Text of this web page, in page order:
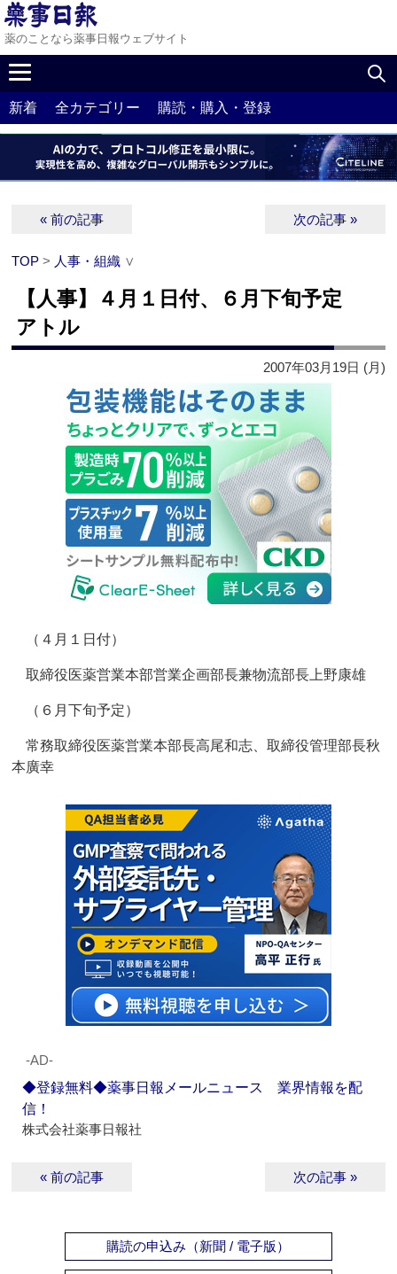
薬のことなら薬事日報ウェブサイト
新着 全カテゴリー 購読・購入・登録
« 前の記事 次の記事 »
TOP > 人事・組織 ∨
【人事】４月１日付、６月下旬予定
アトル
2007年03月19日 (月)
（４月１日付）
取締役医薬営業本部営業企画部長兼物流部長上野康雄
（６月下旬予定）
常務取締役医薬営業本部長高尾和志、取締役管理部長秋
本廣幸
‐AD‐
◆登録無料◆薬事日報メールニュース 業界情報を配
信！
株式会社薬事日報社
« 前の記事 次の記事 »
購読の申込み（新聞 / 電子版）